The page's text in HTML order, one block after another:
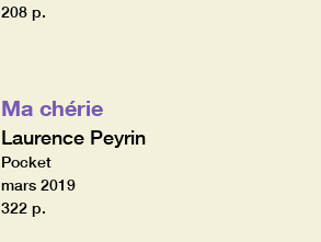
208 p.
Ma chérie
Laurence Peyrin
Pocket
mars 2019
322 p.